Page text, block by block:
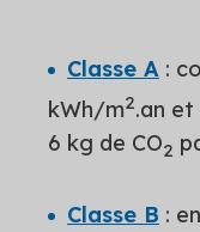
Classe A :
kWh/m2.an et
6 kg de CO2
Classe B :